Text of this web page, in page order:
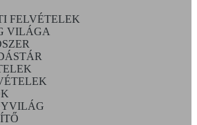
FELVÉTELEK
VILÁGA